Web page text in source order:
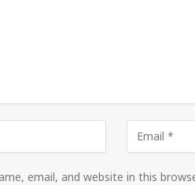
email, and website in this